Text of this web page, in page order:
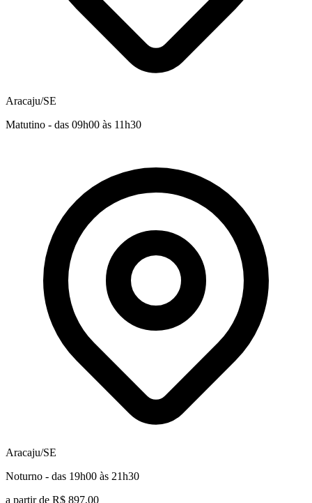
Aracaju/SE
Matutino - das 09h00 às 11h30
Aracaju/SE
Noturno - das 19h00 às 21h30
a partir de R$ 897,00